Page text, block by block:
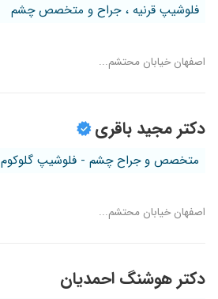
فلوشیپ قرنیه ، جراح و متخصص چشم
اصفهان خیابان محتشم...
دکتر مجید باقری
متخصص و جراح چشم - فلوشیپ گلوکوم
اصفهان خیابان محتشم...
دکتر هوشنگ احمدیان